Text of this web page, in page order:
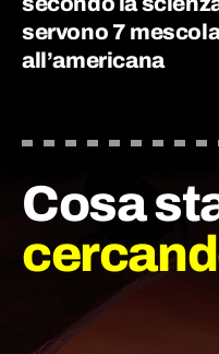
servono 7
all’americana
Cosa